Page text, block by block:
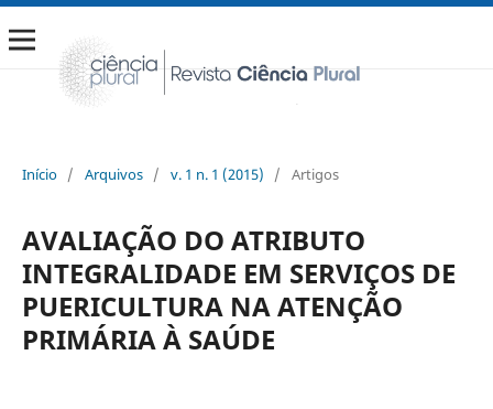
Início / Arquivos / v. 1 n. 1 (2015) / Artigos
AVALIAÇÃO DO ATRIBUTO
INTEGRALIDADE EM SERVIÇOS DE
PUERICULTURA NA ATENÇÃO
PRIMÁRIA À SAÚDE